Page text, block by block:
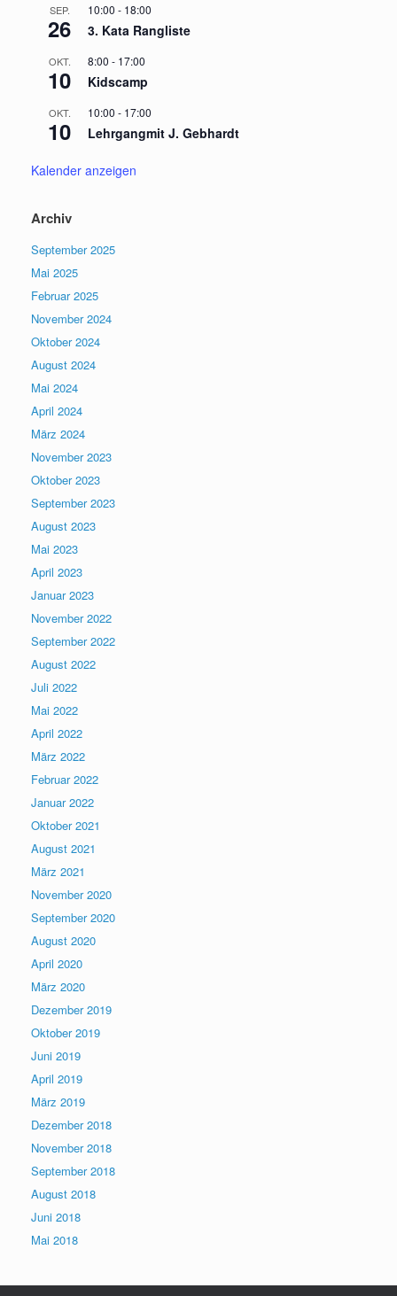
SEP.
26
10:00 - 18:00
3. Kata Rangliste
OKT.
10
8:00 - 17:00
Kidscamp
OKT.
10
10:00 - 17:00
Lehrgangmit J. Gebhardt
Kalender anzeigen
Archiv
September 2025
Mai 2025
Februar 2025
November 2024
Oktober 2024
August 2024
Mai 2024
April 2024
März 2024
November 2023
Oktober 2023
September 2023
August 2023
Mai 2023
April 2023
Januar 2023
November 2022
September 2022
August 2022
Juli 2022
Mai 2022
April 2022
März 2022
Februar 2022
Januar 2022
Oktober 2021
August 2021
März 2021
November 2020
September 2020
August 2020
April 2020
März 2020
Dezember 2019
Oktober 2019
Juni 2019
April 2019
März 2019
Dezember 2018
November 2018
September 2018
August 2018
Juni 2018
Mai 2018